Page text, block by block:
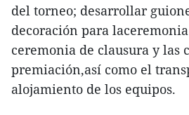
del torneo; desarrollar
decoración para
ceremonia de clausura y las
premiación,así como el
alojamiento de los equipos.